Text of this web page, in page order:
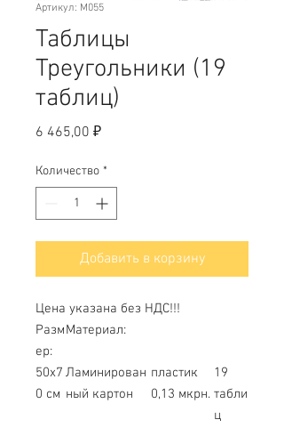
Артикул: M055
Таблицы
Треугольники (19
таблиц)
6 465,00 ₽Цена
Количество *
Добавить в корзину
Цена указана без НДС!!!
Разм
ер:
Материал:
50х7
0 см
Ламинирован
ный картон
пластик
0,13 мкрн.
19
табли
ц